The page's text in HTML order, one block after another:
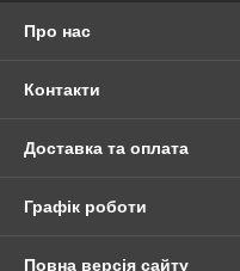
Про нас
Контакти
Доставка та оплата
Графік роботи
Повна версія сайту